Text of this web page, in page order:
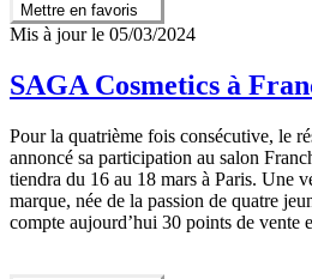
Mettre en favoris
Mis à jour le 05/03/2024
SAGA Cosmetics à
Pour la quatrième fois consécutive, le
annoncé sa participation au salon
tiendra du 16 au 18 mars à Paris. Une
marque, née de la passion de quatre
compte aujourd’hui 30 points de vente